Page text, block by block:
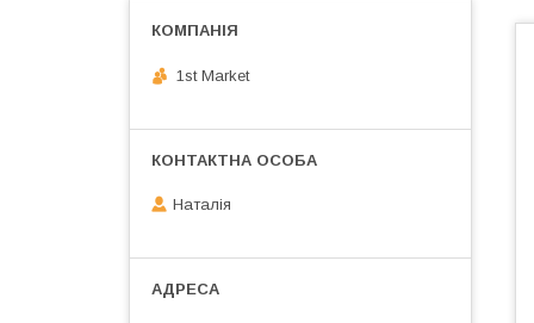
1st Market
Наталія